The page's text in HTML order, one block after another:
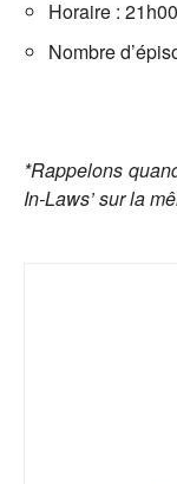
Horaire :
Nombre
*Rappelons
In-Laws’ sur la